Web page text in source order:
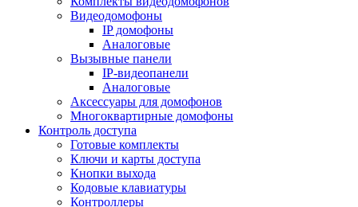
Видеодомофоны
IP домофоны
Аналоговые
Вызывные панели
IP-видеопанели
Аналоговые
Аксессуары для домофонов
Многоквартирные домофоны
Контроль доступа
Готовые комплекты
Ключи и карты доступа
Кнопки выхода
Кодовые клавиатуры
Контроллеры